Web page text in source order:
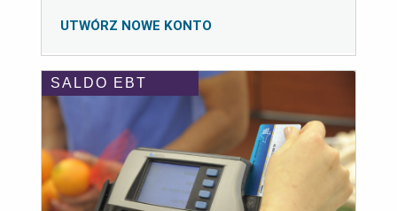
UTWÓRZ NOWE KONTO
SALDO EBT